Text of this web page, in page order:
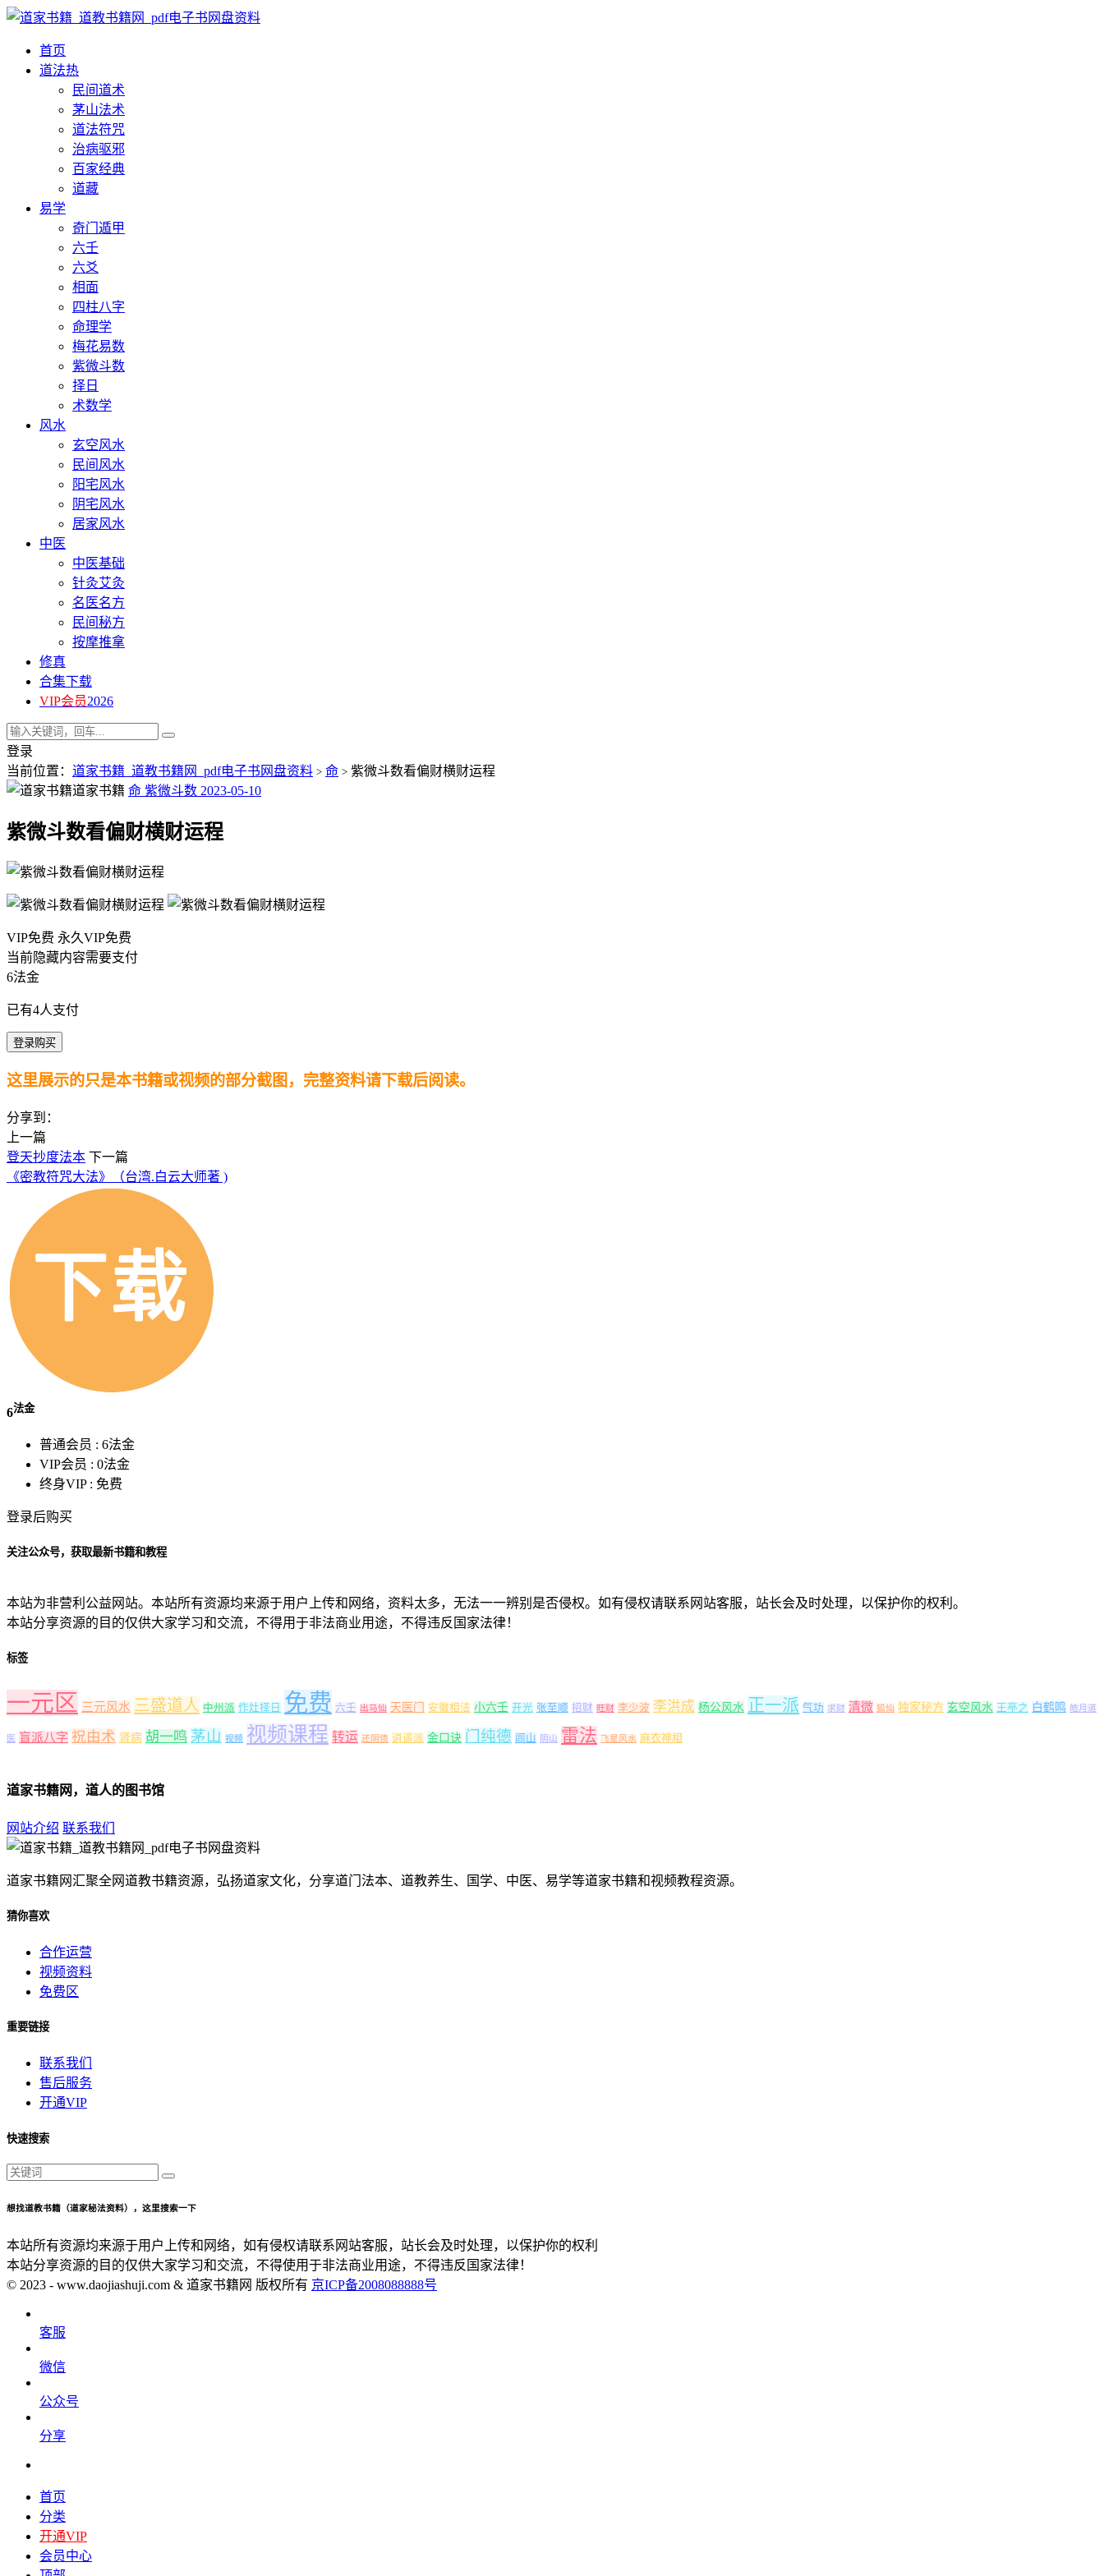
首页
道法热
民间道术
茅山法术
道法符咒
治病驱邪
百家经典
道藏
易学
奇门遁甲
六壬
六爻
相面
四柱八字
命理学
梅花易数
紫微斗数
择日
术数学
风水
玄空风水
民间风水
阳宅风水
阴宅风水
居家风水
中医
中医基础
针灸艾灸
名医名方
民间秘方
按摩推拿
修真
合集下载
VIP会员2026
登录
当前位置： 道家书籍_道教书籍网_pdf电子书网盘资料 > 命 > 紫微斗数看偏财横财运程
道家书籍 命 紫微斗数 2023-05-10
紫微斗数看偏财横财运程
VIP免费 永久VIP免费
当前隐藏内容需要支付
6法金
已有4人支付
登录购买
这里展示的只是本书籍或视频的部分截图，完整资料请下载后阅读。
分享到：
上一篇
登天抄度法本 下一篇
《密教符咒大法》（台湾.白云大师著 )
6法金
普通会员 : 6法金
VIP会员 : 0法金
终身VIP : 免费
登录后购买
关注公众号，获取最新书籍和教程
本站为非营利公益网站。本站所有资源均来源于用户上传和网络，资料太多，无法一一辨别是否侵权。如有侵权请联系网站客服，站长会及时处理，以保护你的权利。
本站分享资源的目的仅供大家学习和交流，不得用于非法商业用途，不得违反国家法律！
标签
一元区 三元风水 三盛道人 中州派 作灶择日 免费 六壬 出马仙 天医门 安徽相法 小六壬 开光 张至顺 招财 旺财 李少波 李洪成 杨公风水 正一派 气功 求财 清微 狐仙 独家秘方 玄空风水 王亭之 白鹤鸣 皓月道
医 盲派八字 祝由术 肾病 胡一鸣 茅山 视频 视频课程 转运 还阴债 逍遥派 金口诀 门纯德 闾山 阴山 雷法 飞星风水 麻衣神相
道家书籍网，道人的图书馆
网站介绍 联系我们
道家书籍网汇聚全网道教书籍资源，弘扬道家文化，分享道门法本、道教养生、国学、中医、易学等道家书籍和视频教程资源。
猜你喜欢
合作运营
视频资料
免费区
重要链接
联系我们
售后服务
开通VIP
快速搜索
想找道教书籍（道家秘法资料），这里搜索一下
本站所有资源均来源于用户上传和网络，如有侵权请联系网站客服，站长会及时处理，以保护你的权利
本站分享资源的目的仅供大家学习和交流，不得使用于非法商业用途，不得违反国家法律！
© 2023 - www.daojiashuji.com & 道家书籍网 版权所有 京ICP备2008088888号
客服
微信
公众号
分享
首页
分类
开通VIP
会员中心